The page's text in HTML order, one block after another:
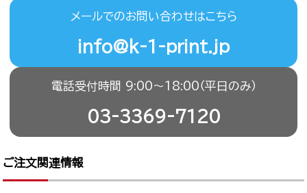
メールでのお問い合わせはこちら
info@k-1-print.jp
電話受付時間 9:00〜18:00（平日のみ）
03-3369-7120
ご注文関連情報